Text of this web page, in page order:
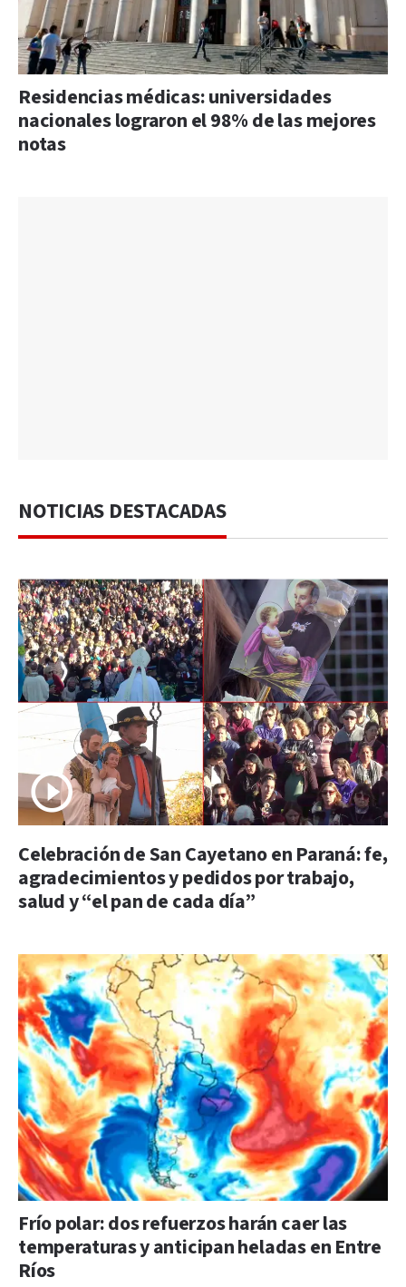
Residencias médicas: universidades
nacionales lograron el 98% de las mejores
notas
NOTICIAS DESTACADAS
Celebración de San Cayetano en Paraná: fe,
agradecimientos y pedidos por trabajo,
salud y “el pan de cada día”
Frío polar: dos refuerzos harán caer las
temperaturas y anticipan heladas en Entre
Ríos